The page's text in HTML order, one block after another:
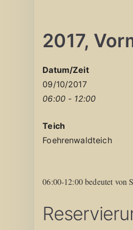
2017,
Datum/Zeit
09/10/2017
06:00 - 12:00
Teich
Foehrenwaldteich
06:00-12:00 bedeutet von